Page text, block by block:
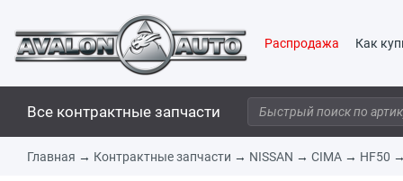
Распродажа Как
Все контрактные запчасти
Главная → Контрактные запчасти → NISSAN → CIMA → HF50